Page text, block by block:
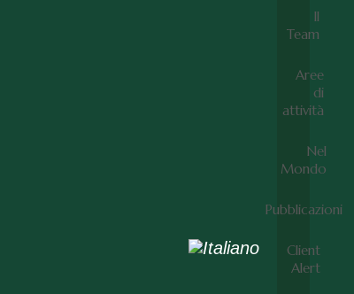
Il
Team
Aree
di
attività
Nel
Mondo
Pubblicazioni
Client
Alert